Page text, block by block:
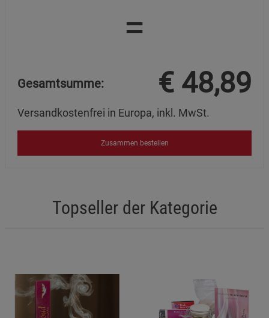
=
Gesamtsumme: € 48,89
Versandkostenfrei in Europa, inkl. MwSt.
Zusammen bestellen
Topseller der Kategorie
Marketing Cookies (3)
Datenschutzerklärung Impressum